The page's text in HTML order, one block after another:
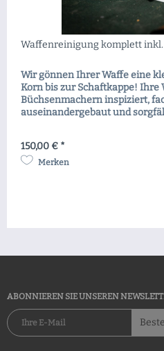
Waffenreinigung komplett inkl.
Wir gönnen Ihrer Waffe eine
Korn bis zur Schaftkappe! Ihre
Büchsenmachern inspiziert,
auseinandergebaut und
Das erhält nicht nur den Wert,
zuverlässige...
150,00 € *
Merken
ABONNIEREN SIE UNSEREN